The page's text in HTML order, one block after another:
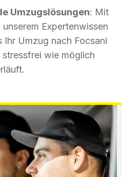
Umzugslösungen: Mit
Expertenwissen
Ihr Umzug nach Focsani
wie möglich